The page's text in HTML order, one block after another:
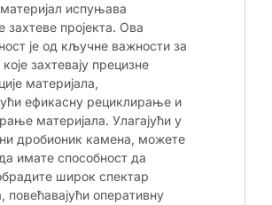
испуњава
захтеве пројекта. Ова
је од кључне важности за
захтевају прецизне
материјала,
ефикасну рециклирање и
материјала. Улагајући у
дробионик камена, можете
имате способност да
широк спектар
повећавајући оперативну